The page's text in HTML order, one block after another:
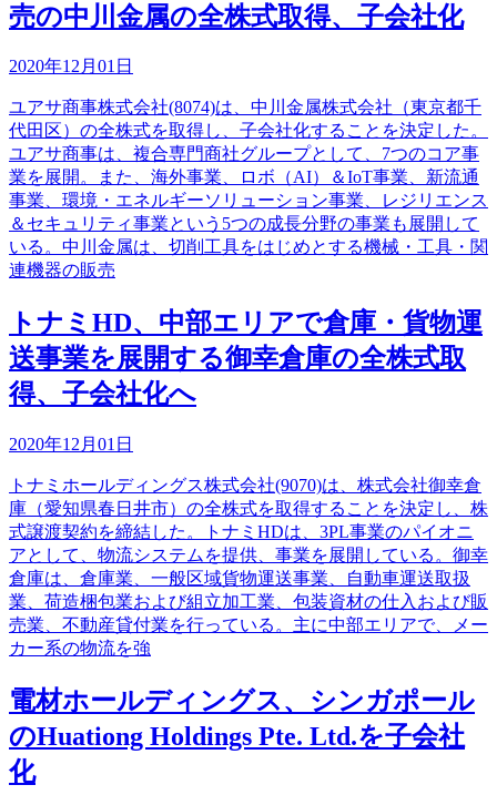
売の中川金属の全株式取得、子会社化
2020年12月01日
ユアサ商事株式会社(8074)は、中川金属株式会社（東京都千
代田区）の全株式を取得し、子会社化することを決定した。
ユアサ商事は、複合専門商社グループとして、7つのコア事
業を展開。また、海外事業、ロボ（AI）＆IoT事業、新流通
事業、環境・エネルギーソリューション事業、レジリエンス
＆セキュリティ事業という5つの成長分野の事業も展開して
いる。中川金属は、切削工具をはじめとする機械・工具・関
連機器の販売
トナミHD、中部エリアで倉庫・貨物運
送事業を展開する御幸倉庫の全株式取
得、子会社化へ
2020年12月01日
トナミホールディングス株式会社(9070)は、株式会社御幸倉
庫（愛知県春日井市）の全株式を取得することを決定し、株
式譲渡契約を締結した。トナミHDは、3PL事業のパイオニ
アとして、物流システムを提供、事業を展開している。御幸
倉庫は、倉庫業、一般区域貨物運送事業、自動車運送取扱
業、荷造梱包業および組立加工業、包装資材の仕入および販
売業、不動産貸付業を行っている。主に中部エリアで、メー
カー系の物流を強
電材ホールディングス、シンガポール
のHuationg Holdings Pte. Ltd.を子会社
化